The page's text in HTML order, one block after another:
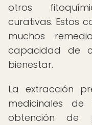
otros
curativas. Estos
muchos
capacidad de
bienestar.
La extracción
medicinales
obtención de